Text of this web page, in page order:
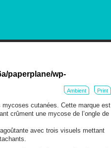
paperplane/wp-
Ambient Print
mycoses cutanées. Cette marque est
crûment une mycose de l’ongle de
avec trois visuels mettant